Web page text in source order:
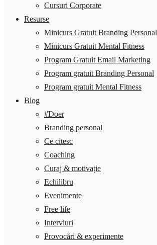
Cursuri Corporate
Resurse
Minicurs Gratuit Branding Personal
Minicurs Gratuit Mental Fitness
Program Gratuit Email Marketing
Program gratuit Branding Personal
Program gratuit Mental Fitness
Blog
#Doer
Branding personal
Ce citesc
Coaching
Curaj & motivație
Echilibru
Evenimente
Free life
Interviuri
Provocări & experimente